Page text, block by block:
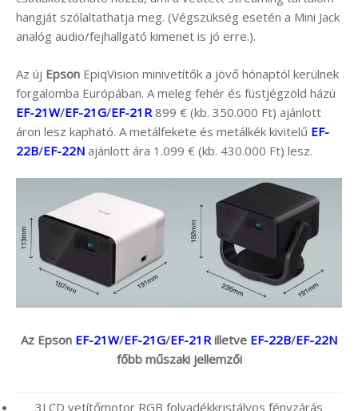
hangját szólaltathatja meg. (Végszükség esetén a Mini Jack
analóg audio/fejhallgató kimenet is jó erre.).
Az új Epson EpiqVision minivetítők a jövő hónaptól kerülnek
forgalomba Európában. A meleg fehér és füstjégzöld házú
EF-21W/EF-21G/EF-21R 899 € (kb. 350.000 Ft) ajánlott
áron lesz kapható. A metálfekete és metálkék kivitelű EF-
22B/EF-22N ajánlott ára 1.099 € (kb. 430.000 Ft) lesz.
Az Epson EF-21W/EF-21G/EF-21Rilletve EF-22B/EF-22N
főbb műszaki jellemzői
3LCD vetítőmotor RGB folyadékkristályos fényzárás